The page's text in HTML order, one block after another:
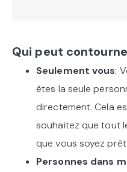
Qui peut
Seulement vous:
êtes la seule
directement. Cela
souhaitez que tout
que vous soyez prêt.
Personnes dans